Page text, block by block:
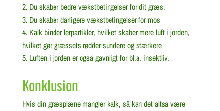
Du skaber bedre vækstbetingelser for dit græs.
Du skaber dårligere vækstbetingelser for mos
Kalk binder lerpartikler, hvilket skaber mere luft i jorden,
hvilket gør græssets rødder sundere og stærkere
Luften i jorden er også gavnligt for bl.a. insektliv.
Konklusion
Hvis din græsplæne mangler kalk, så kan det altså være